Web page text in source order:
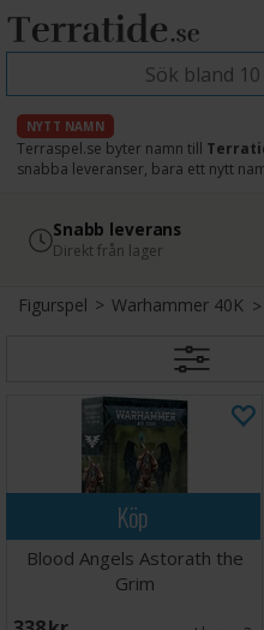
NYTT NAMN
Terraspel.se byter namn till
snabba leveranser, bara ett nytt
4.8
Läs omdömen på Google
Snabb leverans
Direkt från lager
Figurspel>Warhammer 40K
Köp
Blood Angels Astorath the
Grim